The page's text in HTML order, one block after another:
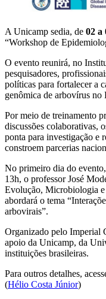
A Unicamp sedia, de 02 a
“Workshop de
O evento reunirá, no
pesquisadores,
políticas para fortalecer a
genômica de arbovírus no
Por meio de treinamento
discussões colaborativas,
ponta para investigação e
constroem parcerias
No primeiro dia do
13h, o professor José
Evolução, Microbiologia
abordará o tema
arbovirais”.
Organizado pelo Imperial
apoio da Unicamp, da
instituições brasileiras.
Para outros detalhes,
(Hélio Costa Júnior)